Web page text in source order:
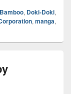
Bamboo, Doki-Doki,
,manga,